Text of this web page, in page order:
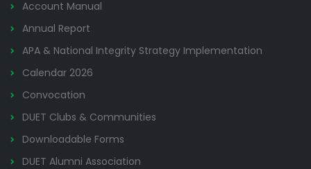
Account Manual
Annual Report
APA & National Integrity Strategy Implementation
Calendar 2026
Convocation
DUET Clubs & Communities
Downloadable Forms
DUET Alumni Association